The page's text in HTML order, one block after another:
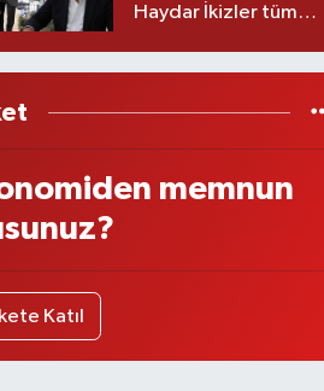
Haydar İkizler tüm
memnun
Katıl